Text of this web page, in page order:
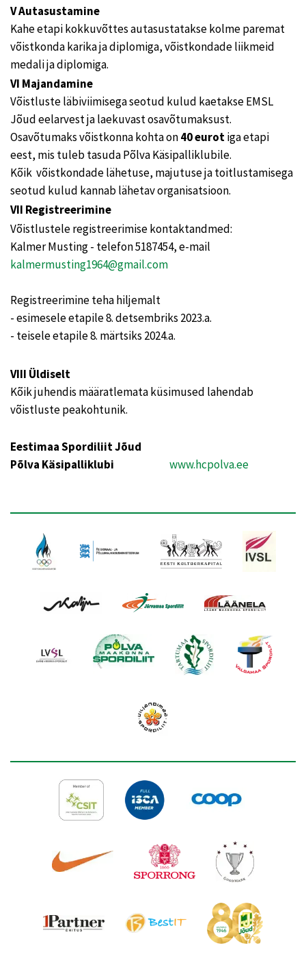
V Autasustamine
Kahe etapi kokkuvõttes autasustatakse kolme paremat
võistkonda karika ja diplomiga, võistkondade liikmeid
medali ja diplomiga.
VI Majandamine
Võistluste läbiviimisega seotud kulud kaetakse EMSL
Jõud eelarvest ja laekuvast osavõtumaksust.
Osavõtumaks võistkonna kohta on40 eurotiga etapi
eest, mis tuleb tasuda Põlva Käsipalliklubile.
Kõik võistkondade lähetuse, majutuse ja toitlustamisega
seotud kulud kannab lähetav organisatsioon.
VII Registreerimine
Võistlustele registreerimise kontaktandmed:
Kalmer Musting - telefon 5187454, e-mail
kalmermusting1964@gmail.com
Registreerimine teha hiljemalt
- esimesele etapile 8. detsembriks 2023.a.
- teisele etapile 8. märtsiks 2024.a.
VIII Üldiselt
Kõik juhendis määratlemata küsimused lahendab
võistluste peakohtunik.
Eestimaa Spordiliit Jõud
Põlva Käsipalliklubi www.hcpolva.ee